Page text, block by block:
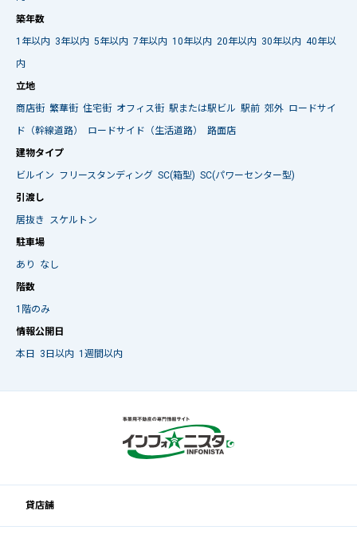
築年数
1年以内 3年以内 5年以内 7年以内 10年以内 20年以内 30年以内 40年以
内
立地
商店街 繁華街 住宅街 オフィス街 駅または駅ビル 駅前 郊外 ロードサイ
ド（幹線道路）
ロードサイド（生活道路）
路面店
建物タイプ
ビルイン フリースタンディング SC(箱型) SC(パワーセンター型)
引渡し
居抜き
スケルトン
駐車場
あり
なし
階数
1階のみ
情報公開日
本日 3日以内 1週間以内
貸店舗